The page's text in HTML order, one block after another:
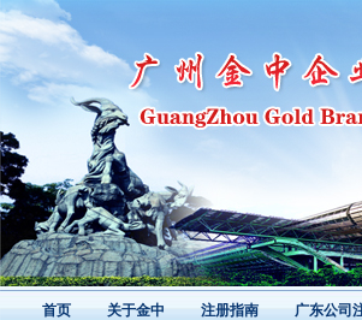
首页 关于金中 注册指南 广东公司